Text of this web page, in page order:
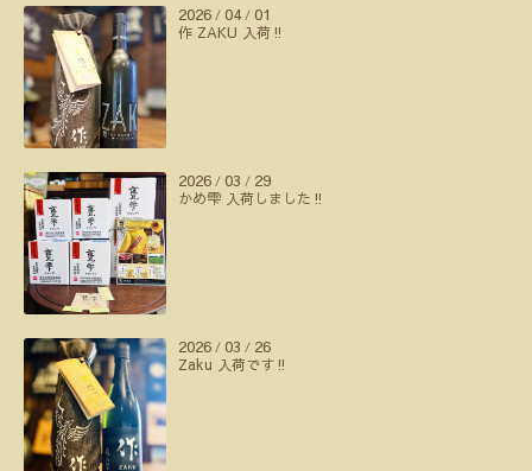
2026 / 04/ 01
作 ZAKU 入荷‼️
2026 / 03 / 29
かめ雫 入荷しました‼️
2026 / 03 / 26
Zaku 入荷です‼️